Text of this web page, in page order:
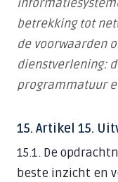
betrekking tot
de voorwaarden
dienstverlening:
programmatuur
15. Artikel 15.
15.1. De
beste inzicht en